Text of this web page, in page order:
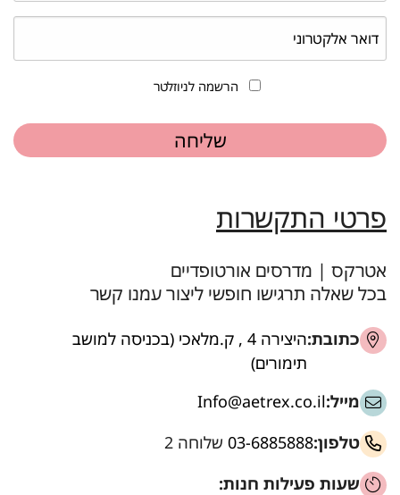
הרשמה לניוזלטר
פרטי התקשרות
אטרקס | מדרסים אורטופדיים
בכל שאלה תרגישו חופשי ליצור עמנו קשר
כתובת:
היצירה 4 , ק.מלאכי (בכניסה למושב
תימורים)
מייל:Info@aetrex.co.il
טלפון:03-6885888 שלוחה 2
שעות פעילות חנות: